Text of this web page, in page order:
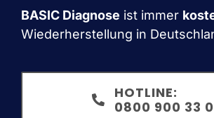
BASIC Diagnose ist immer
Wiederherstellung in
HOTLINE:
0800 900 33